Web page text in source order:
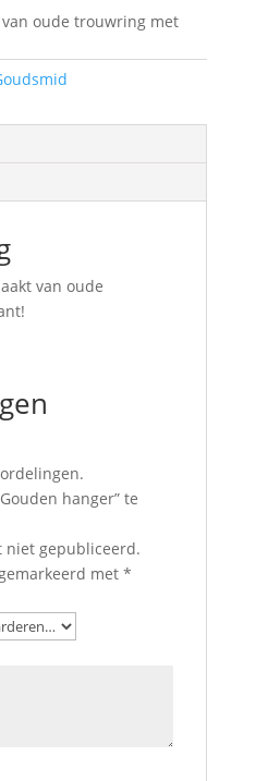
oude trouwring met
van oude
hanger” te
niet gepubliceerd.
met *